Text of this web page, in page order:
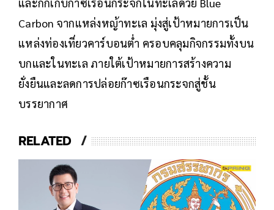
และกักเก็บก๊าซเรือนกระจกในทะเลด้วย Blue
Carbon จากแหล่งหญ้าทะเล มุ่งสู่เป้าหมายการเป็น
แหล่งท่องเที่ยวคาร์บอนต่ำ ครอบคลุมกิจกรรมทั้งบน
บกและในทะเล ภายใต้เป้าหมายการสร้างความ
ยั่งยืนและลดการปล่อยก๊าซเรือนกระจกสู่ชั้น
บรรยากาศ
RELATED